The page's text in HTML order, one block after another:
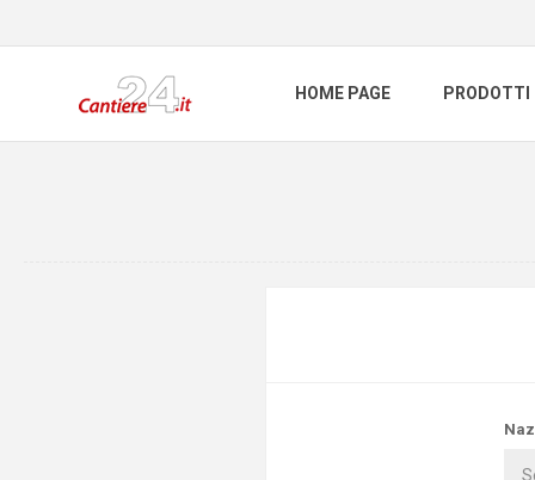
HOME PAGE PRODOTTI